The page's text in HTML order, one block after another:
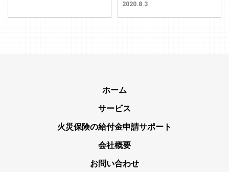
2020.8.3
ホーム
サービス
火災保険の給付金申請サポート
会社概要
お問い合わせ